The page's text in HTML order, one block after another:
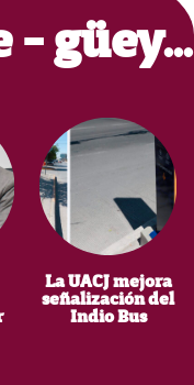
- güey…
La UACJ mejora
señalización del
Indio Bus